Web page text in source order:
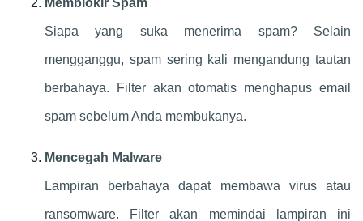
Memblokir Spam
Siapa yang suka menerima spam? Selain
mengganggu, spam sering kali mengandung tautan
berbahaya. Filter akan otomatis menghapus email
spam sebelum Anda membukanya.
Mencegah Malware
Lampiran berbahaya dapat membawa virus atau
ransomware. Filter akan memindai lampiran ini